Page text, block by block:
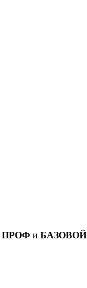
ПРОФ и БАЗОВОЙ